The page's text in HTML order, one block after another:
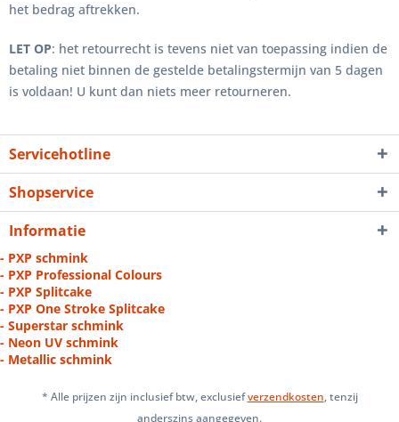
het bedrag aftrekken.
LET OP: het retourrecht is tevens niet van toepassing indien de
betaling niet binnen de gestelde betalingstermijn van 5 dagen
is voldaan! U kunt dan niets meer retourneren.
Servicehotline
Shopservice
Informatie
- PXP schmink
- PXP Professional Colours
- PXP Splitcake
- PXP One Stroke Splitcake
- Superstar schmink
- Neon UV schmink
- Metallic schmink
* Alle prijzen zijn inclusief btw, exclusiefverzendkosten, tenzij
anderszins aangegeven.